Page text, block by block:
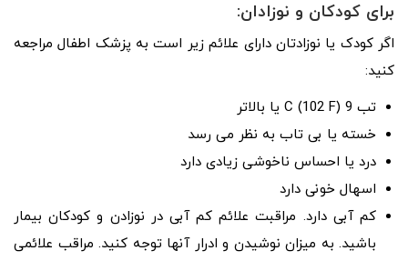
برای کودکان و نوزادان:
اگر کودک یا نوزادتان دارای علائم زیر است به پزشک اطفال مراجعه
کنید:
تب 9 C (102 F) یا بالاتر
خسته یا بی تاب به نظر می رسد
درد یا احساس ناخوشی زیادی دارد
اسهال خونی دارد
کم آبی دارد. مراقبت علائم کم آبی در نوزادن و کودکان بیمار
باشید. به میزان نوشیدن و ادرار آنها توجه کنید. مراقب علائمی